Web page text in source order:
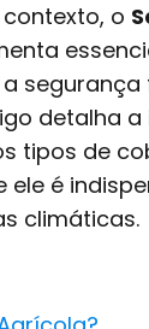
o
detalha
tipos de
ele é
climáticas.